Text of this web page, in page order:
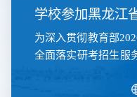
学校参加黑龙江
咨...
为深入贯彻教育部
全面落实研考招生服